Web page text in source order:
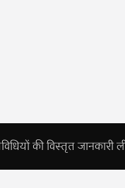
की विस्तृत जानकारी